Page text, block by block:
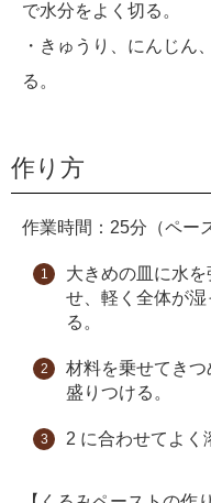
で水分をよく切る。
・きゅうり、にんじん
る。
作り方
作業時間：25分（ペー
大きめの皿に水
せ、軽く全体が
る。
材料を乗せてき
盛りつける。
2 に合わせてよく